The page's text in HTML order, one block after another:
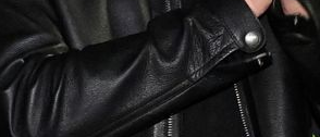
수출 23.9%↑ 수입 27.5%↑…무역총액
직 책임' 임성근, 항소심도 징역 3년